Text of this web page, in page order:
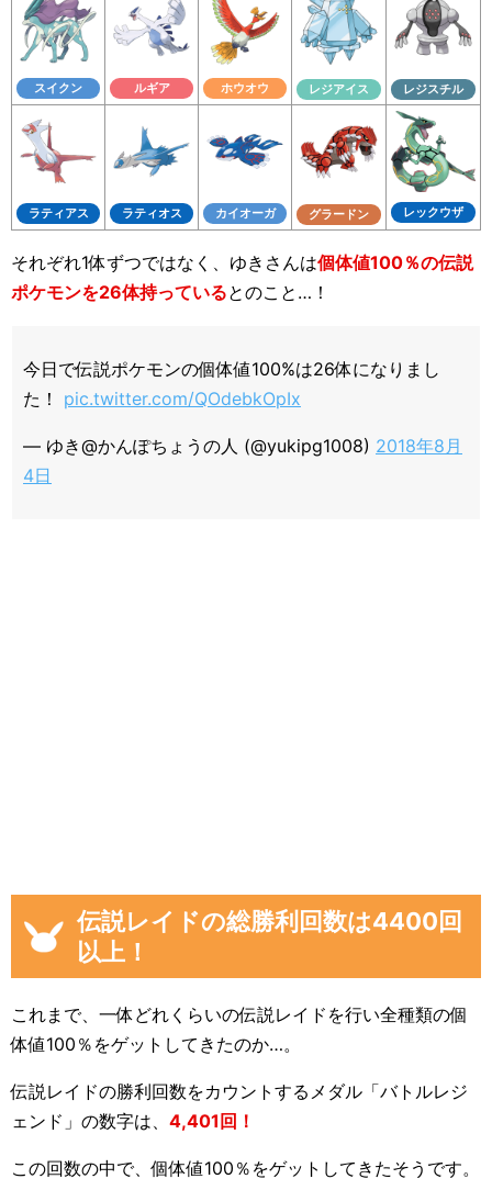
スイクン ルギア ホウオウ レジアイス レジスチル
ラティアス ラティオス カイオーガ グラードン レックウザ
それぞれ1体ずつではなく、ゆきさんは個体値100％の伝説
ポケモンを26体持っているとのこと…！
今日で伝説ポケモンの個体値100%は26体になりまし
た！ pic.twitter.com/QOdebkOpIx
— ゆき@かんぽちょうの人 (@yukipg1008) 2018年8月
4日
伝説レイドの総勝利回数は4400回
以上！
これまで、一体どれくらいの伝説レイドを行い全種類の個
体値100％をゲットしてきたのか…。
伝説レイドの勝利回数をカウントするメダル「バトルレジ
ェンド」の数字は、 4,401回！
この回数の中で、個体値100％をゲットしてきたそうです。